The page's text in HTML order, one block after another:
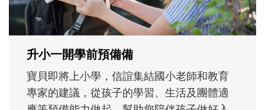
主、角色認同及解決問題的能力養成。爸爸
正嘗試用不同的模樣，參與孩子每個重要的